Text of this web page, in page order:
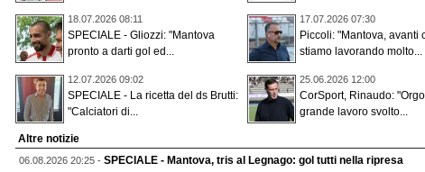
18.07.2026 08:11
SPECIALE - Gliozzi: "Mantova
pronto a darti gol ed...
17.07.2026 07:30
Piccoli: "Mantova, avanti
stiamo lavorando molto...
12.07.2026 09:02
SPECIALE - La ricetta del ds Brutti:
"Calciatori di...
25.06.2026 12:00
CorSport, Rinaudo:
grande lavoro svolto...
Altre notizie
06.08.2026 20:25 - SPECIALE - Mantova, tris al Legnago: gol tutti nella ripresa